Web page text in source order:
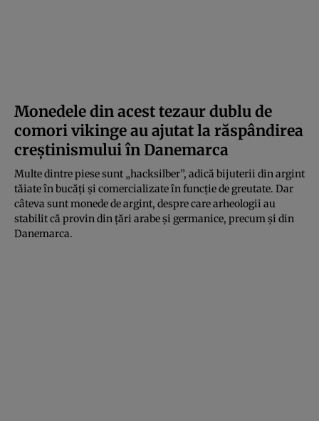
Monedele din acest tezaur dublu de
comori vikinge au ajutat la răspândirea
creștinismului în Danemarca
Multe dintre piese sunt „hacksilber”, adică bijuterii din argint
tăiate în bucăți și comercializate în funcție de greutate. Dar
câteva sunt monede de argint, despre care arheologii au
stabilit că provin din țări arabe și germanice, precum și din
Danemarca.